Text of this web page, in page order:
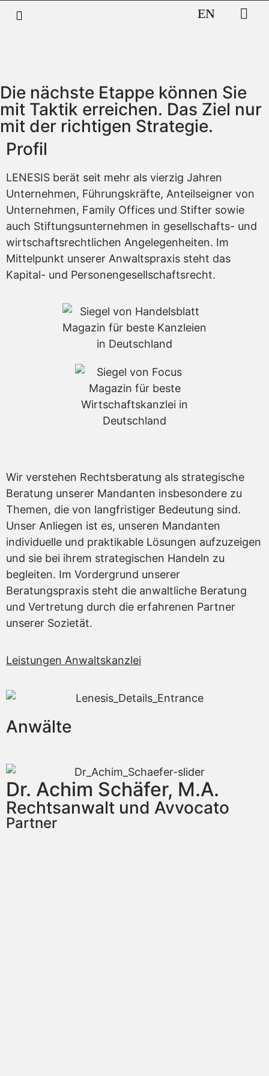
EN
Die nächste Etappe können Sie
mit Taktik erreichen. Das Ziel nur
mit der richtigen Strategie.
Profil
LENESIS berät seit mehr als vierzig Jahren
Unternehmen, Führungskräfte, Anteilseigner von
Unternehmen, Family Offices und Stifter sowie
auch Stiftungsunternehmen in gesellschafts- und
wirtschaftsrechtlichen Angelegenheiten. Im
Mittelpunkt unserer Anwaltspraxis steht das
Kapital- und Personengesellschaftsrecht.
Wir verstehen Rechtsberatung als strategische
Beratung unserer Mandanten insbesondere zu
Themen, die von langfristiger Bedeutung sind.
Unser Anliegen ist es, unseren Mandanten
individuelle und praktikable Lösungen aufzuzeigen
und sie bei ihrem strategischen Handeln zu
begleiten. Im Vordergrund unserer
Beratungspraxis steht die anwaltliche Beratung
und Vertretung durch die erfahrenen Partner
unserer Sozietät.
Leistungen Anwaltskanzlei
Anwälte
Dr. Achim Schäfer, M.A.
Rechtsanwalt und Avvocato
Partner